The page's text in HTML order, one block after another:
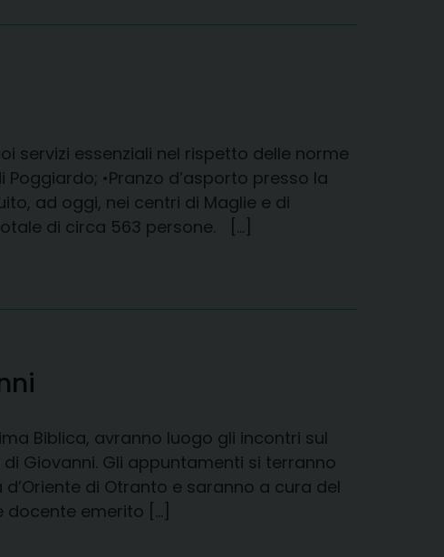
servizi essenziali nel rispetto delle norme
•Pranzo d’asporto presso la
ad oggi, nei centri di Maglie e di
di circa 563 persone. […]
Biblica, avranno luogo gli incontri sul
Giovanni. Gli appuntamenti si terranno
d’Oriente di Otranto e saranno a cura del
emerito […]